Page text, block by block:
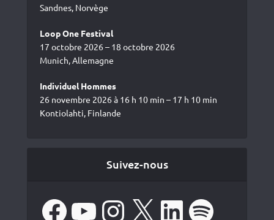
Sandnes, Norvège
Loop One Festival
17 octobre 2026 – 18 octobre 2026
Munich, Allemagne
Individuel Hommes
26 novembre 2026 à 16 h 10 min – 17 h 10 min
Kontiolahti, Finlande
Suivez-nous
FacebookYouTube Instagram LinkedIn Spotify